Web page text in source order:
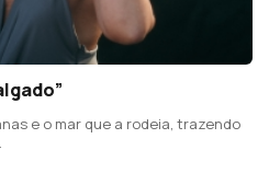
e o mar que a rodeia, trazendo